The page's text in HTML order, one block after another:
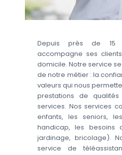
Depuis près de 15
accompagne ses
domicile. Notre service
de notre métier : la
valeurs qui nous
prestations de
services. Nos services
enfants, les seniors,
handicap, les besoins
jardinage, bricolage).
service de